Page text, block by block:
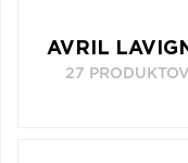
AVRIL
27 PRODUKTOV